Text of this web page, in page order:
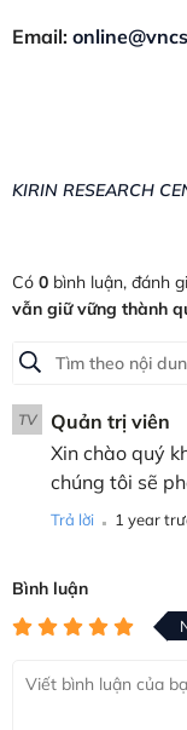
Email:
KIRIN RESEARCH
Có 0 bình luận, đánh
vẫn giữ vững thành
TV Quản trị viên
Xin chào quý
chúng tôi sẽ
Trả lời . 1 year
Bình luận